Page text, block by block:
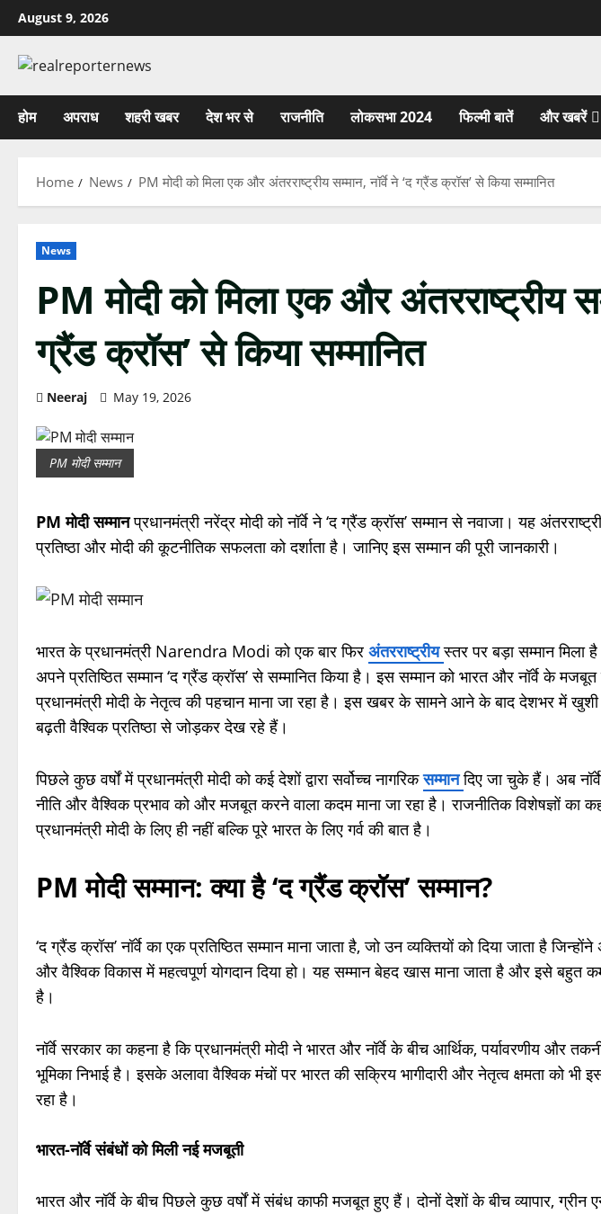
Skip
to
content
August 9, 2026
होम अपराध शहरी खबर देश भर से राजनीति लोकसभा 2024 फिल्मी बातें और खबरें
Home News PM मोदी को मिला एक और अंतरराष्ट्रीय सम्मान, नॉर्वे ने ‘द ग्रैंड क्रॉस’ से किया सम्मानित
News
PM मोदी को मिला एक और अंतरराष्ट्रीय
ग्रैंड क्रॉस’ से किया सम्मानित
Neeraj May 19, 2026
PM मोदी सम्मान
PM मोदी सम्मानप्रधानमंत्री नरेंद्र मोदी को नॉर्वे ने ‘द ग्रैंड क्रॉस’ सम्मान से नवाजा। यह
प्रतिष्ठा और मोदी की कूटनीतिक सफलता को दर्शाता है। जानिए इस सम्मान की पूरी जानकारी।
भारत के प्रधानमंत्री Narendra Modi को एक बार फिर अंतरराष्ट्रीयस्तर पर बड़ा सम्मान मिला
अपने प्रतिष्ठित सम्मान ‘द ग्रैंड क्रॉस’ से सम्मानित किया है। इस सम्मान को भारत और नॉर्वे के मजबूत
प्रधानमंत्री मोदी के नेतृत्व की पहचान माना जा रहा है। इस खबर के सामने आने के बाद देशभर में
बढ़ती वैश्विक प्रतिष्ठा से जोड़कर देख रहे हैं।
पिछले कुछ वर्षों में प्रधानमंत्री मोदी को कई देशों द्वारा सर्वोच्च नागरिकसम्मानदिए जा चुके हैं। अब नॉर्वे
नीति और वैश्विक प्रभाव को और मजबूत करने वाला कदम माना जा रहा है। राजनीतिक विशेषज्ञों का
प्रधानमंत्री मोदी के लिए ही नहीं बल्कि पूरे भारत के लिए गर्व की बात है।
PM मोदी सम्मान: क्या है ‘द ग्रैंड क्रॉस’ सम्मान?
‘द ग्रैंड क्रॉस’ नॉर्वे का एक प्रतिष्ठित सम्मान माना जाता है, जो उन व्यक्तियों को दिया जाता है
और वैश्विक विकास में महत्वपूर्ण योगदान दिया हो। यह सम्मान बेहद खास माना जाता है और इसे बहुत
है।
नॉर्वे सरकार का कहना है कि प्रधानमंत्री मोदी ने भारत और नॉर्वे के बीच आर्थिक, पर्यावरणीय और
भूमिका निभाई है। इसके अलावा वैश्विक मंचों पर भारत की सक्रिय भागीदारी और नेतृत्व क्षमता को भी
रहा है।
भारत-नॉर्वे संबंधों को मिली नई मजबूती
भारत और नॉर्वे के बीच पिछले कुछ वर्षों में संबंध काफी मजबूत हुए हैं। दोनों देशों के बीच व्यापार, ग्रीन